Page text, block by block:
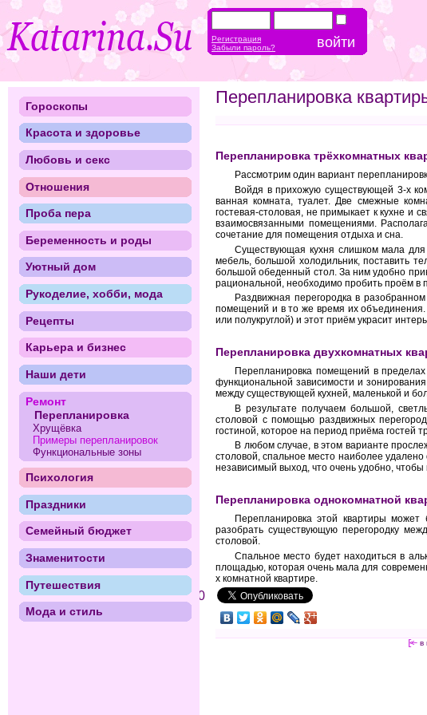
Перепланировка
Перепланировка трёхкомнатных
Рассмотрим один вариант
Войдя в прихожую существующей 3-х
ванная комната, туалет. Две смежные
гостевая-столовая, не примыкает к кухне
взаимосвязанными помещениями.
сочетание для помещения отдыха и сна.
Существующая кухня слишком мала для
мебель, большой холодильник, поставить
большой обеденный стол. За ним удобно
рациональной, необходимо пробить проём в
Раздвижная перегородка в
помещений и в то же время их объединения.
или полукруглой) и этот приём украсит
Перепланировка двухкомнатных
Перепланировка помещений в
функциональной зависимости и
между существующей кухней, маленькой и
В результате получаем большой,
столовой с помощью раздвижных
гостиной, которое на период приёма
В любом случае, в этом варианте
столовой, спальное место наиболее
независимый выход, что очень удобно,
Перепланировка однокомнатной
Перепланировка этой квартиры
разобрать существующую перегородку
столовой.
Спальное место будет находиться в
площадью, которая очень мала для
х комнатной квартире.
0
[<— в
Гороскопы
Красота и здоровье
Любовь и секс
Отношения
Проба пера
Беременность и роды
Уютный дом
Рукоделие, хобби, мода
Рецепты
Карьера и бизнес
Наши дети
Ремонт
Перепланировка
Хрущёвка
Примеры перепланировок
Функциональные зоны
Психология
Праздники
Семейный бюджет
Знаменитости
Путешествия
Мода и стиль
Регистрация
Забыли пароль?